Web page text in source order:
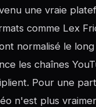
une vraie
comme Lex
normalisé le
les chaînes
Pour une
n'est plus